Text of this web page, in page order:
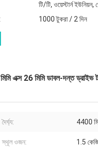
টি/টি, ওয়েস্টার্ন
1000 টুকরা / 2 দিন
এক্স 26 মিমি ডাবল-দন্ত ড্রাইভ
দৈর্ঘ্য: 4400
স্থূল ওজন: 1.5